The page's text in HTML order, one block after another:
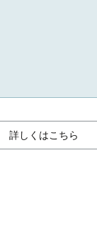
詳しくはこちら